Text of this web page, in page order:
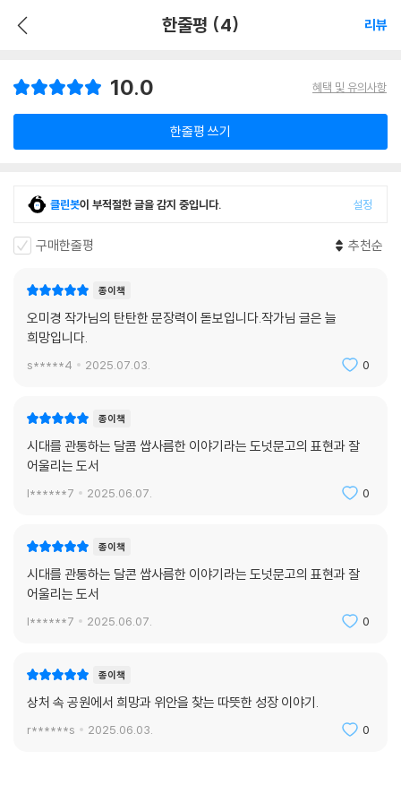
한줄평 (4) 리뷰
10.0 혜택 및 유의사항
한줄평 쓰기
클린봇이 부적절한 글을 감지 중입니다. 설정
구매한줄평 추천순
종이책
오미경 작가님의 탄탄한 문장력이 돋보입니다.작가님 글은 늘
희망입니다.
s*****4 2025.07.03. 0
종이책
시대를 관통하는 달콤 쌉사름한 이야기라는 도넛문고의 표현과 잘
어울리는 도서
l******7 2025.06.07. 0
종이책
시대를 관통하는 달콘 쌉사름한 이야기라는 도넛문고의 표현과 잘
어울리는 도서
l******7 2025.06.07. 0
종이책
상처 속 공원에서 희망과 위안을 찾는 따뜻한 성장 이야기.
r******s 2025.06.03. 0